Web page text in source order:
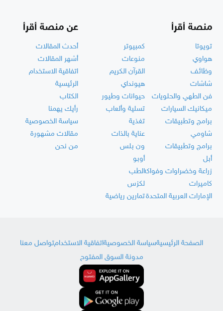
منصة أقرأ
تويوتا
كمبيوتر
هواوي
منوعات
وظائف
القرآن الكريم
شاشات
هيونداي
فن الطهي والحلويات
حيوانات وطيور
ميكانيك السيارات
تسلية وألعاب
برامج وتطبيقات
تغذية
شاومي
عناية بالذات
برامج وتطبيقات
ون بلس
أبل
أوبو
زراعة وخضراوات وفواكهالطب
كاميرات
لكزس
الإمارات العربية المتحدةتمارين رياضية
عن منصة أقرأ
أحدث المقالات
أشهر المقالات
اتفاقية الاستخدام
الرئيسية
الكتاب
رأيك يهمنا
سياسة الخصوصية
مقالات مشهورة
من نحن
الصفحة الرئيسيةسياسة الخصوصيةاتفاقية الاستخدامتواصل معنا
مدونة السوق المفتوح